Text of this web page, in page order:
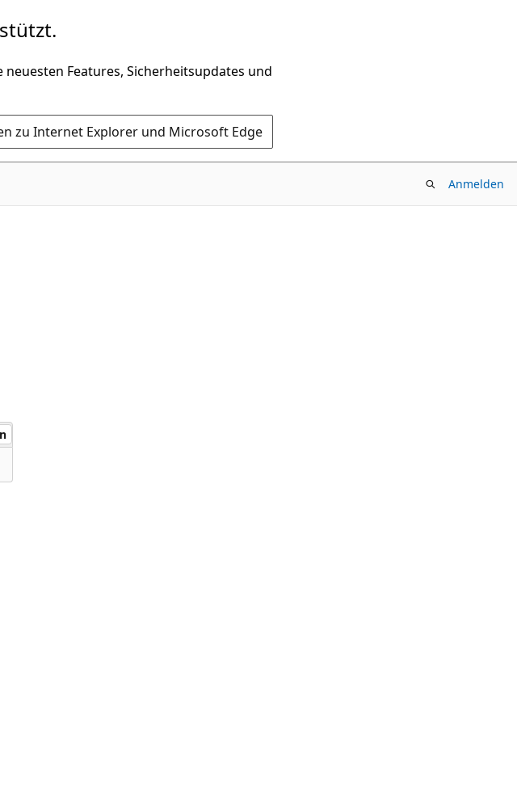
Features, Sicherheitsupdates und
zu Internet Explorer und Microsoft Edge
Anmelden